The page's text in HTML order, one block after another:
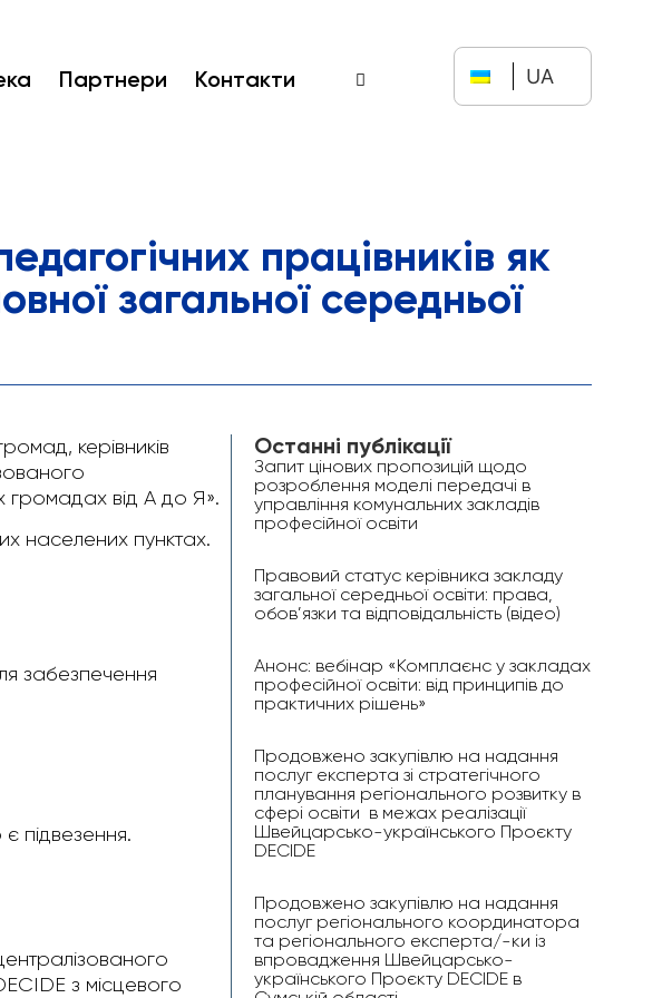
Партнери Контакти UA
працівників як
загальної середньої
керівників
громадах від А до Я».
населених пунктах.
забезпечення
підвезення.
з місцевого
Останні публікації
Запит цінових пропозицій щодо
розроблення моделі передачі в
управління комунальних закладів
професійної освіти
Правовий статус керівника закладу
загальної середньої освіти: права,
обов’язки та відповідальність (відео)
Анонс: вебінар «Комплаєнс у закладах
професійної освіти: від принципів до
практичних рішень»
Продовжено закупівлю на надання
послуг експерта зі стратегічного
планування регіонального розвитку в
сфері освіти в межах реалізації
Швейцарсько-українського Проєкту
DECIDE
Продовжено закупівлю на надання
послуг регіонального координатора
та регіонального експерта/-ки із
впровадження Швейцарсько-
українського Проєкту DECIDE в